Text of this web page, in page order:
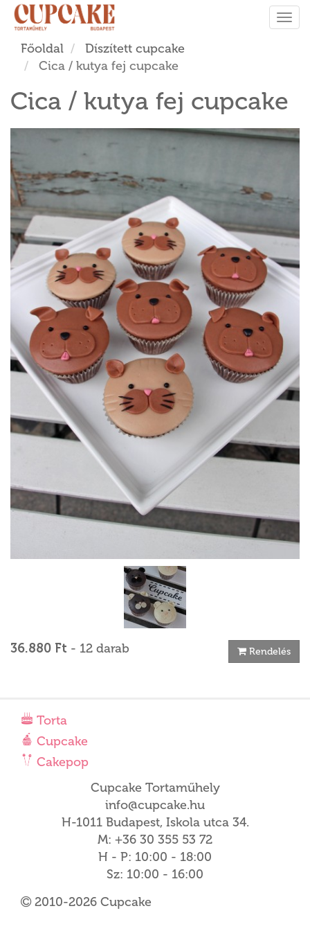
Főoldal
Díszített cupcake
Cica / kutya fej cupcake
Cica / kutya fej cupcake
36.880 Ft - 12 darab Rendelés
Torta
Cupcake
Cakepop
Cupcake Tortaműhely
info@cupcake.hu
H-1011 Budapest, Iskola utca 34.
M: +36 30 355 53 72
H - P: 10:00 - 18:00
Sz: 10:00 - 16:00
2010-2026 Cupcake